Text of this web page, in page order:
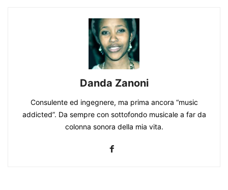
Danda Zanoni
Consulente ed ingegnere, ma prima ancora “music
addicted”. Da sempre con sottofondo musicale a far da
colonna sonora della mia vita.